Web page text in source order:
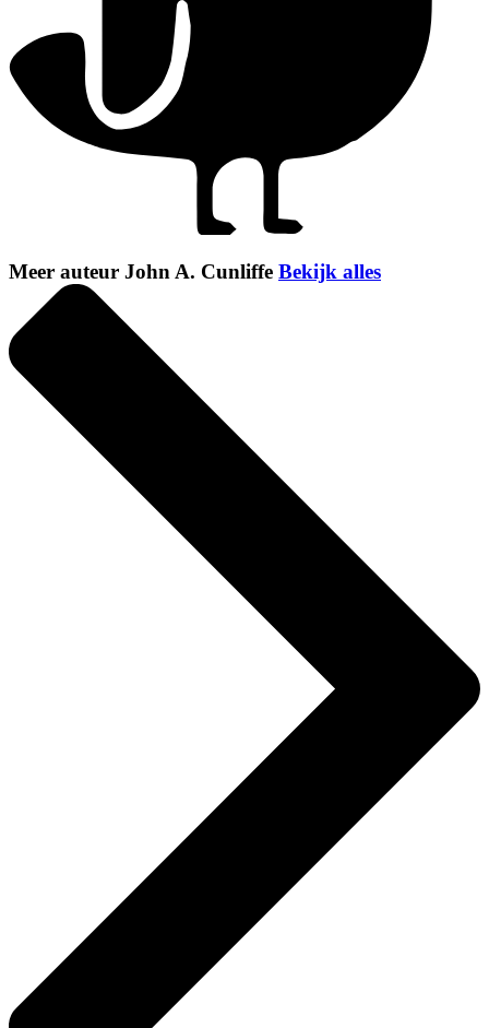
Meer auteur John A. Cunliffe Bekijk alles